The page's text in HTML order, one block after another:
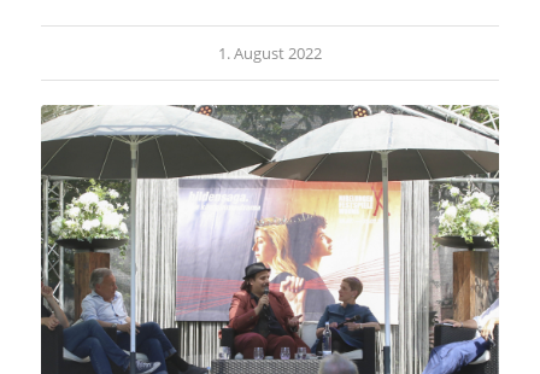
1. August 2022